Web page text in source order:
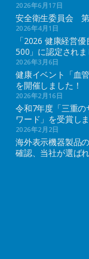
2026年6月17日
安全衛生委員会
2026年4月1日
「2026 健康経営
500」に認定されま
2026年3月6日
健康イベント「血
を開催しました！
2026年2月16日
令和7年度「三重
ワード」を受賞し
2026年2月2日
海外表示機器製品
確認、当社が選ば